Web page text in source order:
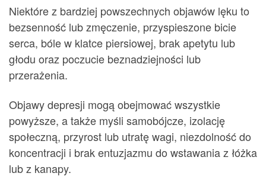
Niektóre z bardziej powszechnych objawów lęku to
bezsenność lub zmęczenie, przyspieszone bicie
serca, bóle w klatce piersiowej, brak apetytu lub
głodu oraz poczucie beznadziejności lub
przerażenia.
Objawy depresji mogą obejmować wszystkie
powyższe, a także myśli samobójcze, izolację
społeczną, przyrost lub utratę wagi, niezdolność do
koncentracji i brak entuzjazmu do wstawania z łóżka
lub z kanapy.